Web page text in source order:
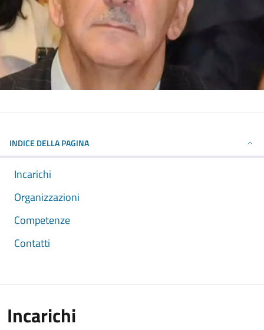
INDICE DELLA PAGINA
Incarichi
Organizzazioni
Competenze
Contatti
Incarichi